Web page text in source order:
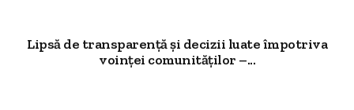
Lipsă de transparență și decizii luate împotriva
voinței comunităților –...